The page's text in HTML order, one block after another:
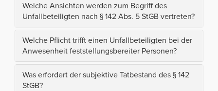
Welche Ansichten werden zum Begriff des
Unfallbeteiligten nach § 142 Abs. 5 StGB vertreten?
Welche Pflicht trifft einen Unfallbeteiligten bei der
Anwesenheit feststellungsbereiter Personen?
Was erfordert der subjektive Tatbestand des § 142
StGB?